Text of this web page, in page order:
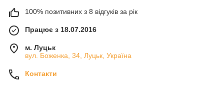
100% позитивних з 8 відгуків за рік
Працює з 18.07.2016
м. Луцьк
вул. Боженка, 34, Луцьк, Україна
Контакти